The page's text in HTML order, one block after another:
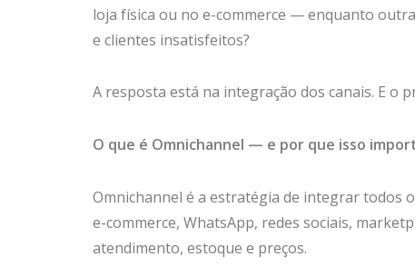
loja física ou no e-commerce — enquanto
e clientes insatisfeitos?
A resposta está na integração dos canais. E o
O que é Omnichannel — e por que isso
Omnichannel é a estratégia de integrar todos
e-commerce, WhatsApp, redes sociais,
atendimento, estoque e preços.